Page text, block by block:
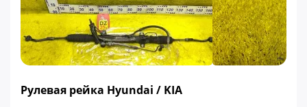
Рулевая рейка Hyundai / KIA